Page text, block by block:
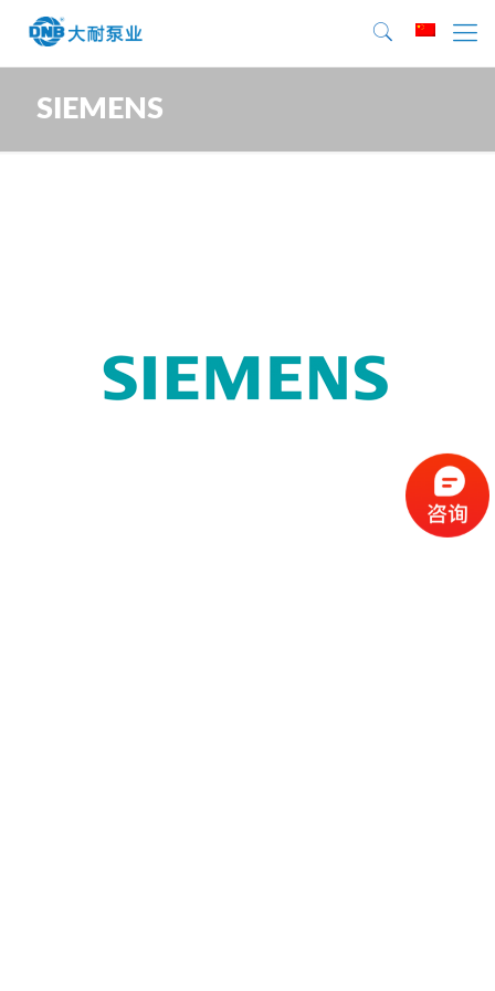
SIEMENS